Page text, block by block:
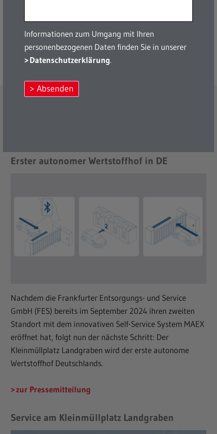
Service aufweitere Standorte auszuweiten
Wertstoffhöfe zukunftsfähig und resilient
weiterzuentwickeln.
Erster autonomer Wertstoffhof in DE
Nachdem die Frankfurter Entsorgungs- und Service
GmbH (FES) bereits im September 2024 ihren zweiten
Standort mit dem innovativen Self-Service System MAEX
eröffnet hat, folgt nun der nächste Schritt: Der
Kleinmüllplatz Landgraben wird der erste autonome
Wertstoffhof Deutschlands.
zur Pressemitteilung
Service am Kleinmüllplatz Landgraben
Informationen zum Umgang mit Ihren
personenbezogenen Daten finden Sie in unserer
Datenschutzerklärung.
Absenden